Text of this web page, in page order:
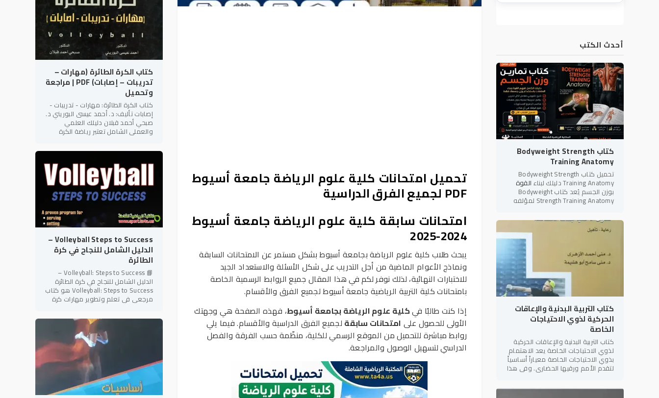
أحدث الكتب
كتاب Bodyweight Strength
Training Anatomy
تحميل كتاب Bodyweight Strength
Training Anatomy دليلك لبناء القوة
بوزن الجسم يُعد كتاب Bodyweight
Strength Training Anatomy لمؤلفه
المراجع العلمية والعملية في
كتاب التربية البدنية والإعاقات
الحركية لذوي الاحتياجات
الخاصة
كتاب التربية البدنية والإعاقات الحركية
لذوي الاحتياجات الخاصة يعد الاهتمام
بذوي الاحتياجات الخاصة معياراً أساسياً
لتقدم الأمم ورقيها الحضاري. وفي هذا
والإعاقات
تحميل امتحانات كلية علوم الرياضة جامعة أسيوط
PDF لجميع الفرق الدراسية
امتحانات سابقة كلية علوم الرياضة جامعة أسيوط
2024-2025
يبحث طلاب كلية علوم الرياضة بجامعة أسيوط بشكل مستمر عن الامتحانات السابقة
ونماذج الأعوام الماضية من أجل التدريب على شكل الأسئلة والاستعداد الجيد
للاختبارات النهائية، لذلك نوفر لكم في هذا المقال جميع الروابط الرسمية الخاصة
بامتحانات كلية التربية الرياضية جامعة أسيوط لجميع الفرق والأقسام.
إذا كنت طالبًا فيكلية علوم الرياضة بجامعة أسيوط، فهذه الصفحة هي وجهتك
الأولى للحصول على امتحانات سابقة لجميع الفرق الدراسية والأقسام. فيما يلي
روابط مباشرة للتحميل من الموقع الرسمي للكلية، منظّمة حسب الفرقة والفصل
الدراسي لتسهيل الوصول والمراجعة.
كتاب الكرة الطائرة (مهارات –
تدريبات – إصابات) PDF | مراجعة
وتحميل
كتاب الكرة الطائرة: مهارات - تدريبات -
إصابات تأليف: د. أحمد عيسى البوريني د.
صبحي أحمد قبلان دليلك العلمي
والعملي الشامل تعتبر رياضة الكرة
شعبية وإثارة على مستوى
Volleyball Steps to Success –
الدليل الشامل للنجاح في كرة
الطائرة
📘 Volleyball: Steps to Success –
الدليل الشامل للنجاح في كرة الطائرة
Volleyball: Steps to Success هو كتاب
مرجعي في تعلم وتطوير مهارات كرة
Success المعروفة بأسلوبها